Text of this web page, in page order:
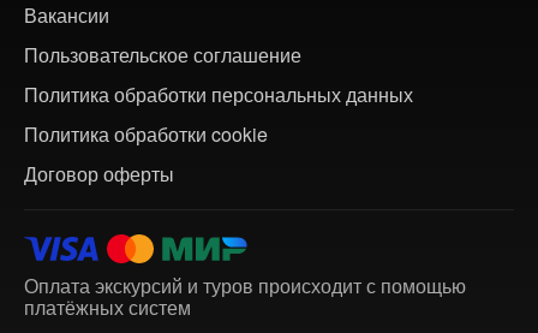
Вакансии
Пользовательское соглашение
Политика обработки персональных данных
Политика обработки cookie
Договор оферты
Оплата экскурсий и туров происходит с помощью
платёжных систем